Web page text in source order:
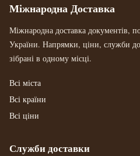
Міжнародна Доставка
Міжнародна доставка документів,
України. Напрямки, ціни, служби
зібрані в одному місці.
Всі міста
Всі країни
Всі ціни
Служби доставки